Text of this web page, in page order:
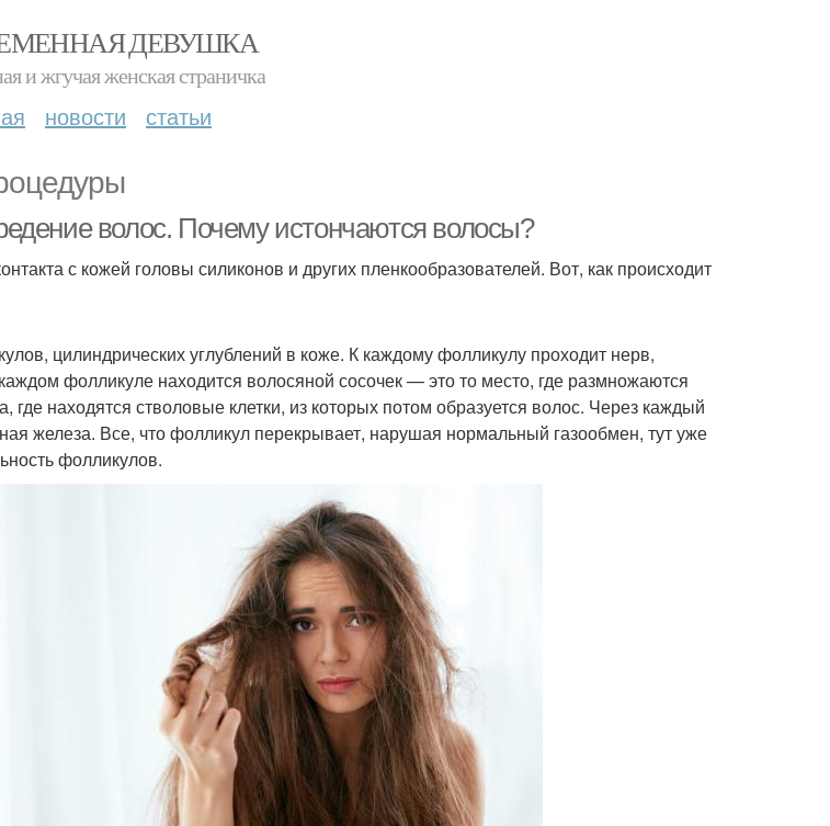
ДЕВУШКА
и жгучая женская страничка
новости статьи
волос. Почему истончаются волосы?
с кожей головы силиконов и других пленкообразователей. Вот, как происходит
цилиндрических углублений в коже. К каждому фолликулу проходит нерв,
фолликуле находится волосяной сосочек — это то место, где размножаются
где находятся стволовые клетки, из которых потом образуется волос. Через каждый
железа. Все, что фолликул перекрывает, нарушая нормальный газообмен, тут уже
фолликулов.